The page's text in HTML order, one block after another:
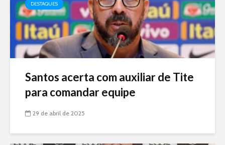
DESTAQUES
Santos acerta com auxiliar de Tite
para comandar equipe
29 de abril de 2025